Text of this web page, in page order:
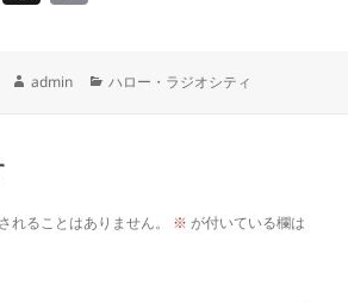
a y
k
作
admin
カ
ハロー・ラジオシティ
れることはありません。 ※ が付いている欄は